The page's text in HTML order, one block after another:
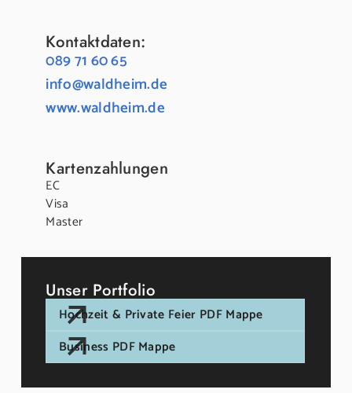
Kontaktdaten:
089 71 60 65
info@waldheim.de
www.waldheim.de
Kartenzahlungen
EC
Visa
Master
Unser Portfolio
Hochzeit & Private Feier PDF Mappe
Business PDF Mappe